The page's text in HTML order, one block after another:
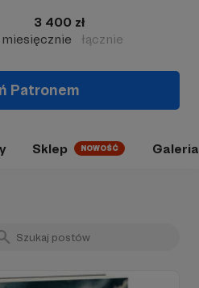
3 400 zł
miesięcznie
łącznie
Patronem
Sklep NOWOŚĆ Galeria